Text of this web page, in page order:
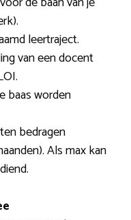
leertraject.
van een docent
baas worden
bedragen
Als max kan